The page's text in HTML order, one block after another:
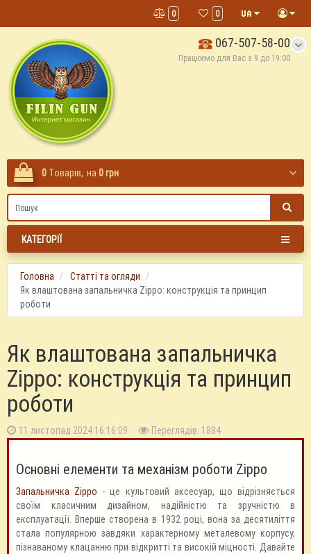
0
0
067-507-58-00
Працюємо для Вас з 9 до 19:00
0 Tоварів, на 0 грн
КАТЕГОРІЇ
Головна
Статті та огляди
Як влаштована запальничка Zippo: конструкція та принцип
роботи
Як влаштована запальничка
Zippo: конструкція та принцип
роботи
11 листопад 2024 16:16:09 Переглядів: 1884
Основні елементи та механізм роботи Zippo
Запальничка Zippo - це культовий аксесуар, що відрізняється
своїм класичним дизайном, надійністю та зручністю в
експлуатації. Вперше створена в 1932 році, вона за десятиліття
стала популярною завдяки характерному металевому корпусу,
пізнаваному клацанню при відкритті та високій міцності. Давайте